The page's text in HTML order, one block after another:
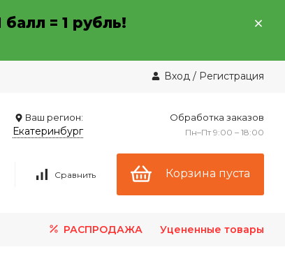
балл = 1 рубль!
Вход / Регистрация
Ваш регион:
Екатеринбург
Обработка заказов
Пн–Пт 9:00 – 18:00
Сравнить Корзина пуста
РАСПРОДАЖА Уцененные товары